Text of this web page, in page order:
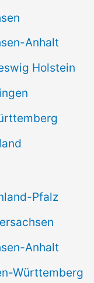
Anhalt
Holstein
Pfalz
Anhalt
Württemberg